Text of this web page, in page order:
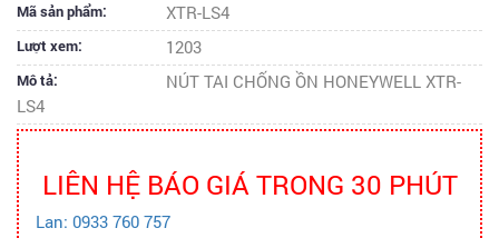
Mã sản phẩm: XTR-LS4
Lượt xem: 1203
Mô tả:
NÚT TAI CHỐNG ỒN HONEYWELL XTR-
LS4
LIÊN HỆ BÁO GIÁ TRONG 30 PHÚT
Lan: 0933 760 757